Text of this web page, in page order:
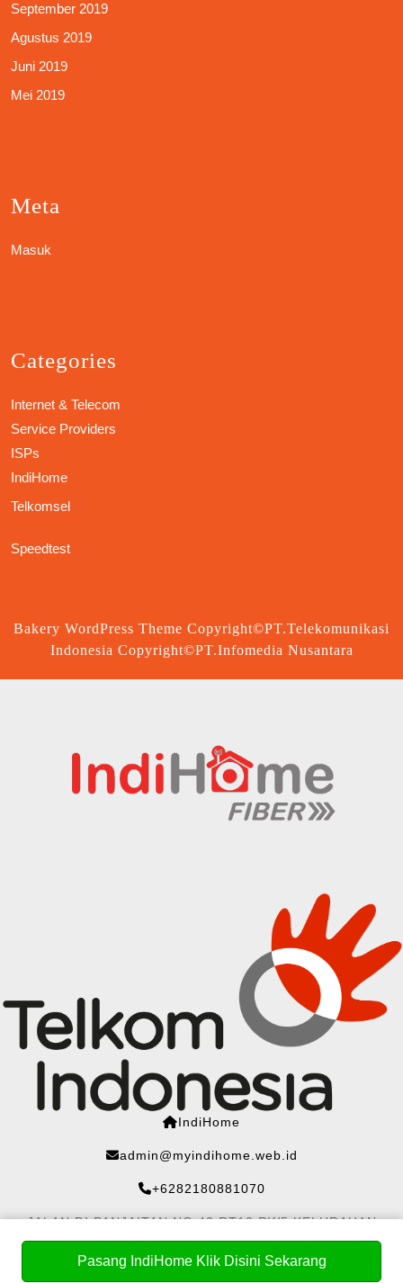
September 2019
Agustus 2019
Juni 2019
Mei 2019
Meta
Masuk
Categories
Internet & Telecom
Service Providers
ISPs
IndiHome
Telkomsel
Speedtest
Bakery WordPress Theme Copyright©PT.Telekomunikasi
Indonesia Copyright©PT.Infomedia Nusantara
Pasang IndiHome Klik Disini Sekarang
IndiHome
admin@myindihome.web.id
+6282180881070
JALAN DI PANJAITAN NO.42 RT12 RW5 KELURAHAN
RAWABUNGA KECAMATAN JATINEGARA JAKARTA TIMUR
13350